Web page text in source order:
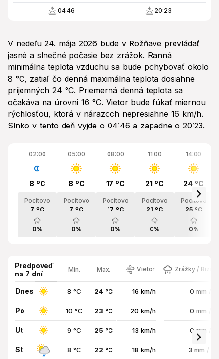
04:46 20:23
V nedeľu 24. mája 2026 bude v Rožňave prevládať
jasné a slnečné počasie bez zrážok. Ranná
minimálna teplota vzduchu sa bude pohybovať okolo
8 °C, zatiaľ čo denná maximálna teplota dosiahne
príjemných 24 °C. Priemerná denná teplota sa
očakáva na úrovni 16 °C. Vietor bude fúkať miernou
rýchlosťou, ktorá v nárazoch nepresiahne 16 km/h.
Slnko v tento deň vyjde o 04:46 a zapadne o 20:23.
02:00
8 ºC
Pocitovo
7 ºC
0%
05:00
8 ºC
Pocitovo
7 ºC
0%
08:00
17 ºC
Pocitovo
17 ºC
0%
11:00
21 ºC
Pocitovo
21 ºC
0%
14:00
24 ºC
Pocitovo
25 ºC
0%
Predpoveď
na 7 dní
Min. Max. Vietor Zrážky /
Dnes 8 °C 24 °C 16 km/h 0 mm /
Po 10 °C 23 °C 20 km/h 0 mm /
Ut 9 °C 25 °C 13 km/h 0 mm /
St 8 °C 22 °C 18 km/h 3 mm /